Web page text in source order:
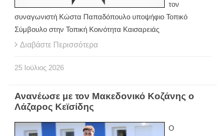
τον
συναγωνιστή Κώστα Παπαδόπουλο υποψήφιο Τοπικό
Σύμβουλο στην Τοπική Κοινότητα Καισαρειάς
Διαβάστε Περισσότερα
25 Ιούλιος 2026
Ανανέωσε με τον Μακεδονικό Κοζάνης ο
Λάζαρος Κεϊσίδης
Ο